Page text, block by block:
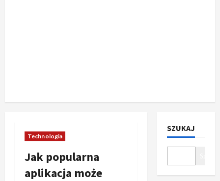
Technologia
Jak popularna
aplikacja może
SZUKAJ